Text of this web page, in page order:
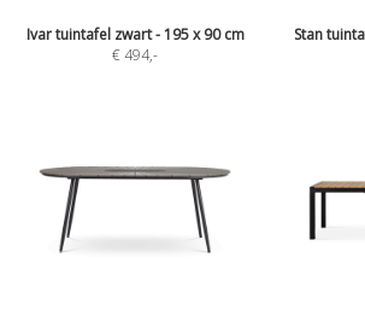
Ivar tuintafel zwart - 195 x 90 cm
€ 494,-
Stan